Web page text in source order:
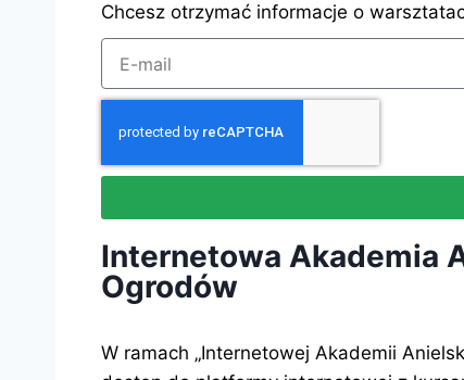
Chcesz otrzymać informacje o
Internetowa Akademia
Ogrodów
W ramach „Internetowej Akademii